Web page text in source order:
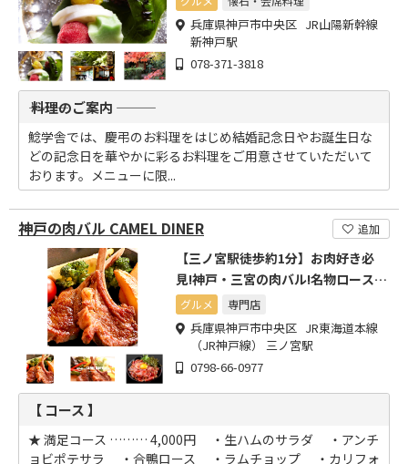
兵庫県神戸市中央区 JR山陽新幹線
新神戸駅
078-371-3818
――― 料理のご案内 ―――
鯰学舎では、慶弔のお料理をはじめ結婚記念日やお誕生日な
どの記念日を華やかに彩るお料理をご用意させていただいて
おります。メニューに限...
神戸の肉バル CAMEL DINER 追加
【三ノ宮駅徒歩約1分】お肉好き必
見!神戸・三宮の肉バル!名物ロースト
ビーフ丼をご賞味下さい!
グルメ 専門店
兵庫県神戸市中央区 JR東海道本線
（JR神戸線） 三ノ宮駅
0798-66-0977
【 コース 】
★ 満足コース ……… 4,000円 ・生ハムのサラダ ・アンチ
ョビポテサラ ・合鴨ロース ・ラムチョップ ・カリフォ